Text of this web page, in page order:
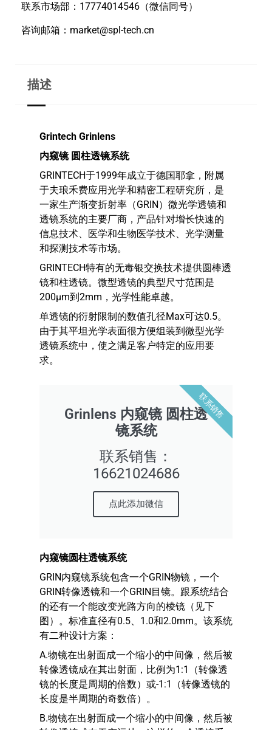
联系市场部：17774014546（微信同号）
咨询邮箱：market@spl-tech.cn
描述
Grintech Grinlens
内窥镜 圆柱透镜系统
GRINTECH于1999年成立于德国耶拿，附属
于夫琅禾费应用光学和精密工程研究所，是
一家生产渐变折射率（GRIN）微光学透镜和
透镜系统的主要厂商，产品针对增长快速的
信息技术、医学和生物医学技术、光学测量
和探测技术等市场。
GRINTECH特有的无毒银交换技术提供圆棒透
镜和柱透镜。微型透镜的典型尺寸范围是
200µm到2mm，光学性能卓越。
单透镜的衍射限制的数值孔径Max可达0.5。
由于其平坦光学表面很方便组装到微型光学
透镜系统中，使之满足客户特定的应用要
求。
Grinlens 内窥镜 圆柱透
镜系统
联系销售：
16621024686
点此添加微信
联系销售
内窥镜圆柱透镜系统
GRIN内窥镜系统包含一个GRIN物镜，一个
GRIN转像透镜和一个GRIN目镜。跟系统结合
的还有一个能改变光路方向的棱镜（见下
图）。标准直径有0.5、1.0和2.0mm。该系统
有二种设计方案：
A.物镜在出射面成一个缩小的中间像，然后被
转像透镜成在其出射面，比例为1:1（转像透
镜的长度是周期的倍数）或-1:1（转像透镜的
长度是半周期的奇数倍）。
B.物镜在出射面成一个缩小的中间像，然后被